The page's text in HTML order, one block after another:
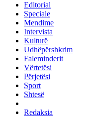
Editorial
Speciale
Mendime
Intervista
Kulturë
Udhëpërshkrim
Faleminderit
Vërtetësi
Përjetësi
Sport
Shtesë
Redaksia